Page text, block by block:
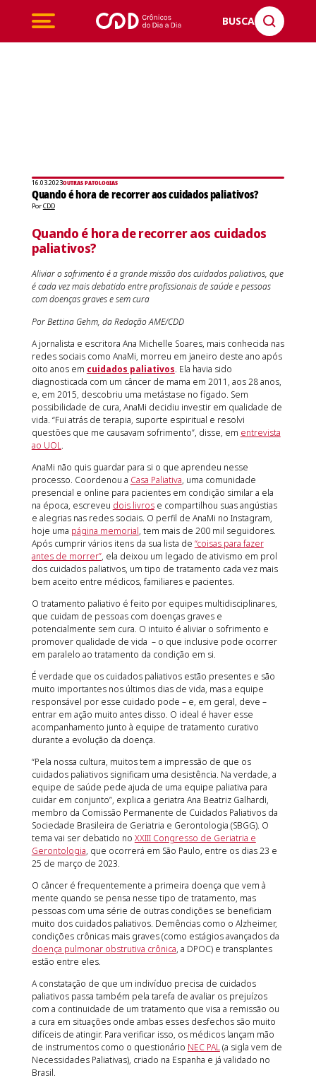
BUSCA
16.03.2023OUTRAS PATOLOGIAS
Quando é hora de recorrer aos cuidados paliativos?
PorCDD
Quando é hora de recorrer aos cuidados
paliativos?
Aliviar o sofrimento é a grande missão dos cuidados paliativos, que
é cada vez mais debatido entre profissionais de saúde e pessoas
com doenças graves e sem cura
Por Bettina Gehm, da Redação AME/CDD
A jornalista e escritora Ana Michelle Soares, mais conhecida nas
redes sociais como AnaMi, morreu em janeiro deste ano após
oito anos em cuidados paliativos. Ela havia sido
diagnosticada com um câncer de mama em 2011, aos 28 anos,
e, em 2015, descobriu uma metástase no fígado. Sem
possibilidade de cura, AnaMi decidiu investir em qualidade de
vida. “Fui atrás de terapia, suporte espiritual e resolvi
questões que me causavam sofrimento”, disse, em entrevista
ao UOL.
AnaMi não quis guardar para si o que aprendeu nesse
processo. Coordenou a Casa Paliativa, uma comunidade
presencial e online para pacientes em condição similar a ela
na época, escreveu dois livrose compartilhou suas angústias
e alegrias nas redes sociais. O perfil de AnaMi no Instagram,
hoje uma página memorial, tem mais de 200 mil seguidores.
Após cumprir vários itens da sua lista de “coisas para fazer
antes de morrer”, ela deixou um legado de ativismo em prol
dos cuidados paliativos, um tipo de tratamento cada vez mais
bem aceito entre médicos, familiares e pacientes.
O tratamento paliativo é feito por equipes multidisciplinares,
que cuidam de pessoas com doenças graves e
potencialmente sem cura. O intuito é aliviar o sofrimento e
promover qualidade de vida – o que inclusive pode ocorrer
em paralelo ao tratamento da condição em si.
É verdade que os cuidados paliativos estão presentes e são
muito importantes nos últimos dias de vida, mas a equipe
responsável por esse cuidado pode – e, em geral, deve –
entrar em ação muito antes disso. O ideal é haver esse
acompanhamento junto à equipe de tratamento curativo
durante a evolução da doença.
“Pela nossa cultura, muitos tem a impressão de que os
cuidados paliativos significam uma desistência. Na verdade, a
equipe de saúde pede ajuda de uma equipe paliativa para
cuidar em conjunto”, explica a geriatra Ana Beatriz Galhardi,
membro da Comissão Permanente de Cuidados Paliativos da
Sociedade Brasileira de Geriatria e Gerontologia (SBGG). O
tema vai ser debatido no XXIII Congresso de Geriatria e
Gerontologia, que ocorrerá em São Paulo, entre os dias 23 e
25 de março de 2023.
O câncer é frequentemente a primeira doença que vem à
mente quando se pensa nesse tipo de tratamento, mas
pessoas com uma série de outras condições se beneficiam
muito dos cuidados paliativos. Demências como o Alzheimer,
condições crônicas mais graves (como estágios avançados da
doença pulmonar obstrutiva crônica, a DPOC) e transplantes
estão entre eles.
A constatação de que um indivíduo precisa de cuidados
paliativos passa também pela tarefa de avaliar os prejuízos
com a continuidade de um tratamento que visa a remissão ou
a cura em situações onde ambas esses desfechos são muito
difíceis de atingir. Para verificar isso, os médicos lançam mão
de instrumentos como o questionário NEC PAL(a sigla vem de
Necessidades Paliativas), criado na Espanha e já validado no
Brasil.